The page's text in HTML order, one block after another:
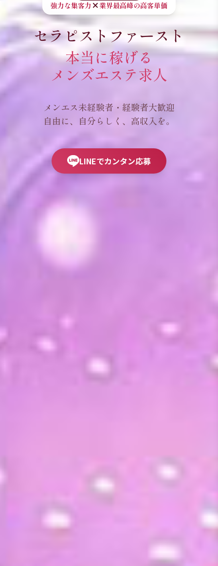
強力な集客力 業界最高峰の高客単価
セラピストファースト
本当に稼げる
メンズエステ求人
メンエス未経験者・経験者大歓迎
自由に、自分らしく、高収入を。
LINEでカンタン応募